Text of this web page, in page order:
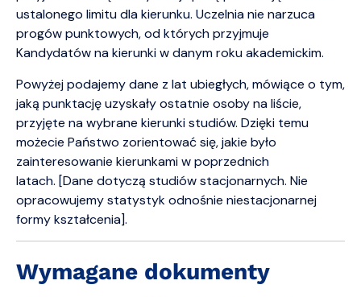
ustalonego limitu dla kierunku. Uczelnia nie narzuca
progów punktowych, od których przyjmuje
Kandydatów na kierunki w danym roku akademickim.
Powyżej podajemy dane z lat ubiegłych, mówiące o tym,
jaką punktację uzyskały ostatnie osoby na liście,
przyjęte na wybrane kierunki studiów. Dzięki temu
możecie Państwo zorientować się, jakie było
zainteresowanie kierunkami w poprzednich
latach. [Dane dotyczą studiów stacjonarnych. Nie
opracowujemy statystyk odnośnie niestacjonarnej
formy kształcenia].
Wymagane dokumenty